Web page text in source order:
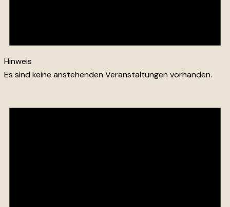
Hinweis
Es sind keine anstehenden Veranstaltungen vorhanden.